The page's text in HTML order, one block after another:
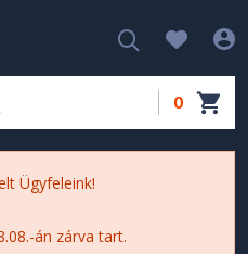
0
Ügyfeleink!
án zárva tart.